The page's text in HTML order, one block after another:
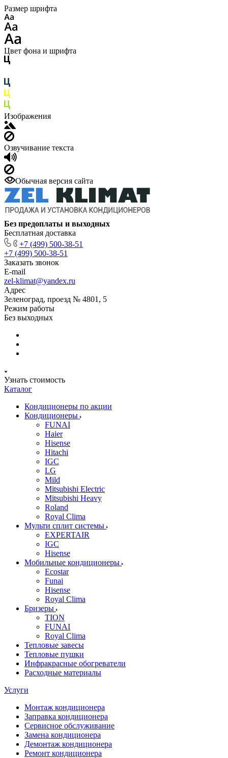
Размер шрифта
Цвет фона и шрифта
Изображения
Озвучивание текста
Обычная версия сайта
Без предоплаты и выходных
Бесплатная доставка
+7 (499) 500-38-51
+7 (499) 500-38-51
Заказать звонок
E-mail
zel-klimat@yandex.ru
Адрес
Зеленоград, проезд № 4801, 5
Режим работы
Без выходных
Узнать стоимость
Каталог
Кондиционеры по акции
Кондиционеры
FUNAI
Haier
Hisense
Hitachi
IGC
LG
Mild
Mitsubishi Electric
Mitsubishi Heavy
Roland
Royal Clima
Мульти сплит системы
EXPERTAIR
IGC
Hisense
Мобильные кондиционеры
Ecostar
Funai
Hisense
Royal Clima
Бризеры
TION
FUNAI
Royal Clima
Тепловые завесы
Тепловые пушки
Инфракрасные обогреватели
Расходные материалы
Услуги
Монтаж кондиционера
Заправка кондиционера
Сервисное обслуживание
Замена кондиционера
Демонтаж кондиционера
Ремонт кондиционера